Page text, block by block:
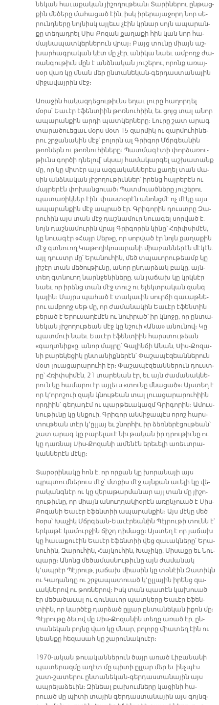
նե­կան հա­ւա­քա­կան յի­շո­ղու­թեան։ Տա­րի­նե­րու ըն­թաց­
քին մե­ծե­րը մա­հա­ցած էին, իսկ ի­րե­րա­յա­ջորդ նոր սե­
րունդ­նե­րը նոյ­նիսկ այ­լեւս չէին կրնար սոյն ա­պա­րան­
քը տե­ղադ­րել Սիս-Քո­զան քա­ղա­քի հին կան նոր հա­
մայ­նա­պատ­կեր­նե­րուն վրայ։ Բայց տու­նը միայն աշ­
խար­հագ­րա­կան կէտ մը չէր, ա­նի­կա նաեւ ամ­բողջ ժա­
ռան­գու­թիւն մըն է անձ­նա­կան յու­շե­րու, ո­րոնք ա­ռայ­
սօր վառ կը մնան մեր ըն­տա­նե­կան-գեր­դաս­տա­նա­յին
մի­ջա­վայ­րին մէջ։
Ա­ռա­ջին հա­կազ­դե­ցու­թիւնս ե­ղաւ լու­րը հա­ղոր­դել
մօրս՝ Եա­ւէր է­ֆեն­տիին թոռ­նու­հիին, եւ ցոյց տալ ա­նոր
ա­պա­րան­քին ար­դի պատ­կեր­նե­րը։ Լու­րը շատ ա­րագ
տա­րա­ծուե­ցաւ մօրս մօտ 15 զար­միկ ու զար­մու­հի­նե­
րու շրջա­նա­կին մէջ՝ բո­լորն ալ Գրի­գոր Մճրգեա­նին
թոռ­ներն ու թոռ­նու­հի­նե­րը։ Պատ­մա­գէ­տի փոր­ձա­ռու­
թիւնս գոր­ծի դնե­լով՝ սկսայ հա­մա­կար­գել աշ­խա­տանք
մը, որ կը մի­տէր այս ազ­գա­կան­նե­րէս քա­ղել տան մա­
սին անձ­նա­կան յի­շո­ղու­թիւն­ներ՝ ի­րենց հայ­րե­րէն ու
մայ­րե­րէն փո­խան­ցուած։ Պատ­մուած­նե­րը յու­շե­րու
պա­տա­ռիկ­ներ էին. փաս­տօ­րէն ա­նոնց­մէ ոչ մէ­կը այս
ա­պա­րան­քին մէջ ապ­րած էր. Գրի­գո­րին դուստ­րը Զա­
րու­հին այս տան մէջ դաշ­նա­մուր նուա­գել սոր­ված է.
նոյն դաշ­նա­մու­րին վրայ Գրի­գո­րին կի­նը՝ Հռիփ­սի­մէն,
կը նուա­գէր «Հայր Մե­ր»ը, որ սոր­ված էր նոյն քա­ղա­քին
մէջ գտնուող Կա­թո­ղի­կո­սա­րա­նի միա­բան­նե­րէն մէ­կէն.
այլ դուստր մը՝ Ե­րա­նու­հին, մեծ տպա­ւո­րու­թեամբ կը
յի­շէր տան մե­ծու­թիւ­նը, ա­նոր ըն­դար­ձակ բա­կը, այն­
տեղ գտնուող նարն­ջե­նի­նե­րը. ան յա­ճախ կը կրկնէր
նաեւ որ ի­րենց տան մէջ տուշ ու ե­լեկտ­րա­կան զանգ
կա­յին։ Մայրս պա­հած է տա­կա­ւին սուր­ճի գա­ւաթ­նե­
րու ամ­բողջ սեթ մը, որ ժա­մա­նա­կին Եա­ւէր է­ֆեն­տին
բե­րած է Ե­րու­սա­ղէմէն ու նուի­րած՝ իր կնո­ջը, որ ըն­տա­
նե­կան յի­շո­ղու­թեան մէջ կը նշուի «Ա­նա» ա­նու­նով։ Կը
պատ­մուի նաեւ Եա­ւէր է­ֆեն­տիին հարս­տու­թեան
«գաղտ­նի­ք»ը. ա­նոր մայ­րը՝ Գա­լին­ճի Ա­նան, Սիս-Քո­զա­
նի բա­րե­կե­ցիկ ըն­տա­նիք­նե­րէն՝ Փա­շա­պէ­զեան­նե­րուն
մօտ լուա­ցա­րա­րու­հի էր։ Փա­շա­պէ­զեան­նե­րուն դուստ­
րը՝ Հռիփ­սի­մէն, 21 տա­րե­կան էր, եւ այն ժա­մա­նակ­նե­
րուն կը հա­մա­րուէր այ­լեւս «տու­նը մնա­ցա­ծ»։ Այս­տեղ է
որ կ՚ո­րո­շուի զայն կնու­թեան տալ լուա­ցա­րա­րու­հիին
որ­դիին՝ գե­ղա­դէմ ու պար­թե­ւա­կազմ Գրի­գո­րին։ Ա­մուս­
նու­թիւ­նը կը կնքուի, Գրի­գոր ան­մի­ջա­պէս ո­րոշ հարս­
տու­թեան տէր կ՚ըլ­լայ եւ շնոր­հիւ իր ձեռ­նե­րէ­ցու­թեան՝
շատ ա­րագ կը բա­րե­լա­ւէ նիւ­թա­կան իր դրու­թիւ­նը ու
կը դառ­նայ Սիս-Քո­զա­նի ա­մենէն ե­րե­ւե­լի ա­ռեւտ­րա­
կան­նե­րէն մէ­կը։
Տա­րօ­րի­նա­կը հոն է, որ որ­քան կը խո­րա­նա­յի այս
պրպտում­նե­րուս մէջ՝ մտքիս մէջ այն­քան ա­ւե­լի կը վե­
րա­կանգ­նէր ու կը վե­րա­թար­մա­նար այլ տան մը յի­շո­
ղու­թիւ­նը, որ միայն ա­նուղ­ղա­կիօ­րէն առըն­չուած է Սիս-
Քո­զա­նի Եա­ւէր է­ֆեն­տիի ա­պա­րան­քին։ Այս մէ­կը մեծ
հօրս՝ Խա­չիկ Մճրգեան-Եա­ւէ­րեա­նին Պէյ­րու­թի տունն է՝
եր­կա­թէ կա­մուր­ջին ճիշդ դի­մա­ցը։ Այս­տեղ է որ յա­ճախ
կը հա­ւա­քուէին Եա­ւէր է­ֆեն­տիի վեց զա­ւակ­նե­րը՝ Ե­րա­
նու­հին, Զա­րու­հին, Հայ­կու­հին, Խա­չի­կը, Մի­սա­քը եւ Նու­
պա­րը։ Ա­նոնց մե­ծա­մաս­նու­թիւ­նը այն ժա­մա­նակ
կ՚ապ­րէր Պէյ­րութ, յա­ճախ միա­սին կը տօ­նէին Զա­տիկն
ու Կա­ղան­դը ու շրջա­պա­տուած կ՚ըլ­լա­յին ի­րենց զա­
ւակ­նե­րով ու թոռ­նե­րով։ Իսկ տան պա­տէն կա­խուած
էր մե­ծա­ծա­ւալ ու գու­նա­ւոր պատ­կե­րը Եա­ւէր է­ֆեն­
տիին, որ կար­ծէք դար­ձած ըլ­լար ըն­տա­նե­կան ի­քոն մը։
Պէյ­րու­թը ձե­ւով մը Սիս-Քո­զա­նին տե­ղը ա­ռած էր, ըն­
տա­նե­կան բոյ­նը վառ կը մնար, բո­լո­րը միա­տեղ էին ու
կեան­քը հե­զա­սահ կը շա­րու­նա­կուէր։
1970-ա­կան թուա­կան­նե­րուն ծայր ա­ռած Լի­բա­նա­նի
պա­տե­րազ­մը ա­ղէտ մը պի­տի ըլ­լար մեր եւ ինչ­պէս
շատ-շա­տե­րու ըն­տա­նե­կան-գեր­դաս­տա­նա­յին այս
ապ­րե­լա­ձե­ւին։ Զի­նեալ բա­խում­նե­րը կա­ցի­նի հա­
րուած մը պի­տի տա­յին գեր­դաս­տա­նա­յին այս գոյնզ­